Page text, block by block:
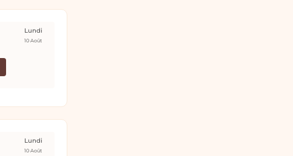
Lundi
10 Août
Lundi
10 Août